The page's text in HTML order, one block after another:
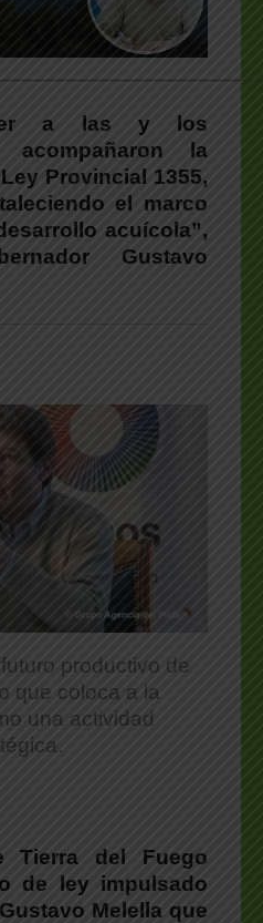
a las y los
acompañaron la
Provincial 1355,
el marco
acuícola”,
Gustavo
productivo de
que coloca a la
una actividad
Tierra del Fuego
de ley impulsado
Melella que